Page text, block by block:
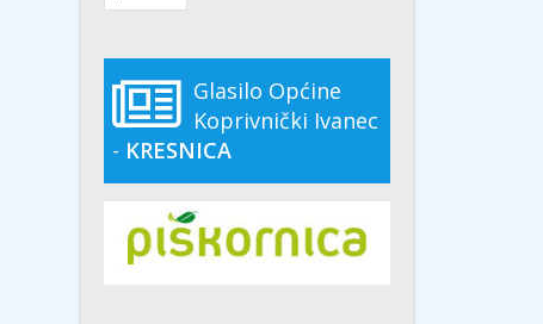
Glasilo Općine
Koprivnički Ivanec
- KRESNICA